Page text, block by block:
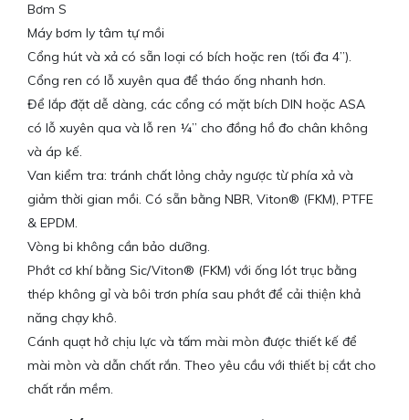
Bơm S
Máy bơm ly tâm tự mồi
Cổng hút và xả có sẵn loại có bích hoặc ren (tối đa 4”).
Cổng ren có lỗ xuyên qua để tháo ống nhanh hơn.
Để lắp đặt dễ dàng, các cổng có mặt bích DIN hoặc ASA
có lỗ xuyên qua và lỗ ren ¼” cho đồng hồ đo chân không
và áp kế.
Van kiểm tra: tránh chất lỏng chảy ngược từ phía xả và
giảm thời gian mồi. Có sẵn bằng NBR, Viton® (FKM), PTFE
& EPDM.
Vòng bi không cần bảo dưỡng.
Phớt cơ khí bằng Sic/Viton® (FKM) với ống lót trục bằng
thép không gỉ và bôi trơn phía sau phớt để cải thiện khả
năng chạy khô.
Cánh quạt hở chịu lực và tấm mài mòn được thiết kế để
mài mòn và dẫn chất rắn. Theo yêu cầu với thiết bị cắt cho
chất rắn mềm.